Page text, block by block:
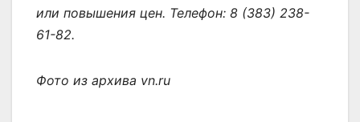
или повышения цен. Телефон: 8 (383) 238-
61-82.
Фото из архива vn.ru